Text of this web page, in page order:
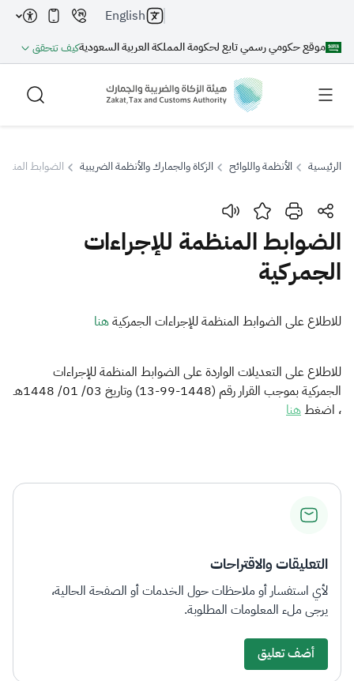
موقع حكومي رسمي تابع لحكومة المملكة العربية السعوديةكيف تتحقق
English
بحث
بحث
اقتراحات
الإقرار الضريبي
التصرفات العقارية
الرئيسية الأنظمة واللوائح الزكاة والجمارك والأنظمة الضريبية الضوابط
الضوابط المنظمة للإجراءات
الجمركية
​​​​​​​​​​​للاطلاع على الضوابط المنظمة للإجراءات الجمركية​هنا​
للاطلاع على التعديلات الواردة على الضوابط المنظمة للإجراءات
الجمركية بموجب القرار رقم (1448-99-13) وتاريخ 03/ 01/ 1448هـ​
، اضغطهنا​
التعليقات والاقتراحات
لأي استفسار أو ملاحظات حول الخدمات أو الصفحة الحالية،
يرجى ملء المعلومات المطلوبة.
أضف تعليق